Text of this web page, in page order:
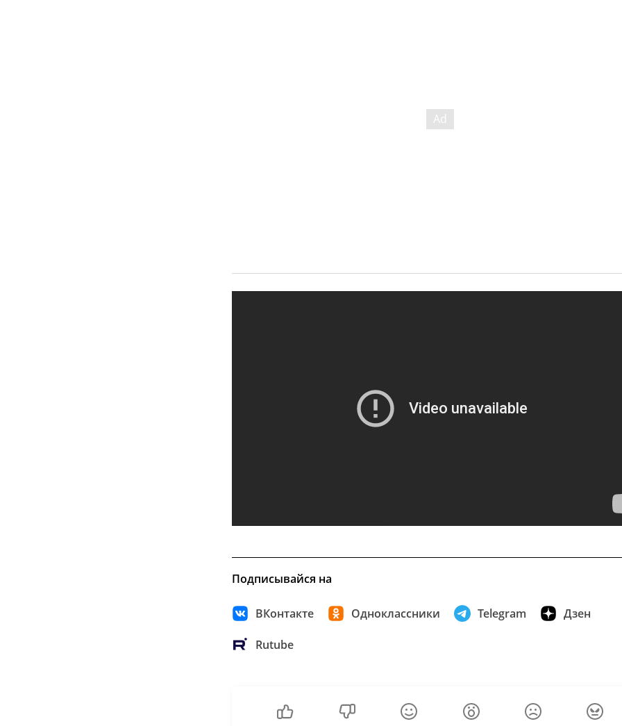
Подписывайся на
ВКонтакте Одноклассники Telegram Дзен
Rutube